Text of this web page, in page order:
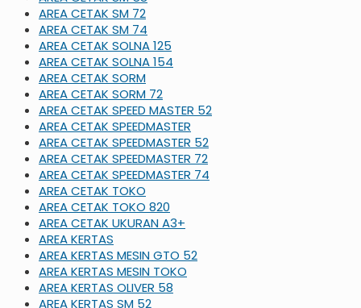
AREA CETAK SM 72
AREA CETAK SM 74
AREA CETAK SOLNA 125
AREA CETAK SOLNA 154
AREA CETAK SORM
AREA CETAK SORM 72
AREA CETAK SPEED MASTER 52
AREA CETAK SPEEDMASTER
AREA CETAK SPEEDMASTER 52
AREA CETAK SPEEDMASTER 72
AREA CETAK SPEEDMASTER 74
AREA CETAK TOKO
AREA CETAK TOKO 820
AREA CETAK UKURAN A3+
AREA KERTAS
AREA KERTAS MESIN GTO 52
AREA KERTAS MESIN TOKO
AREA KERTAS OLIVER 58
AREA KERTAS SM 52